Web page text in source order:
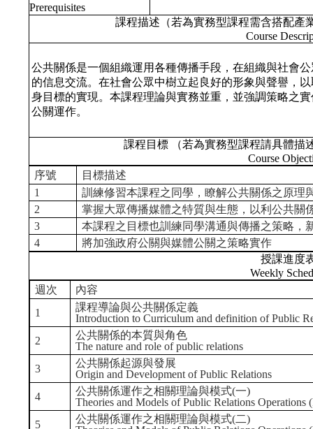
Prerequisites
課程描述（若為實務型課程需含搭配產
Course
公共關係是一個組織運用各種傳播手段，在組織與社會
的信息交流。在社會公眾中樹立起良好的形象與聲譽，
身目標的實現。本課程理論與實務並重，並強調策略之
公關運作。
課程目標 （若為實務型課程請具體描
Course
序號
目標描述
1
訓練修習本課程之同學，瞭解公共關係之原理
2
掌握大眾傳播媒體之特質與生態，以利公共關
3
本課程之目標也訓練同學溝通與傳播之策略，
4
將加強政府公關與媒體公關之策略實作
授課進度
Weekly
週次
內容
1
課程導論與公共關係定義
Introduction to Curriculum and definition of Public
2
公共關係的本質與角色
The nature and role of public relations
3
公共關係起源與發展
Origin and Development of Public Relations
4
公共關係運作之相關理論與模式(一)
Theories and Models of Public Relations Operations
5
公共關係運作之相關理論與模式(二)